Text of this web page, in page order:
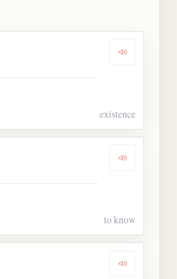
Dengarkan
existence
Dengarkan
to know
Dengarkan